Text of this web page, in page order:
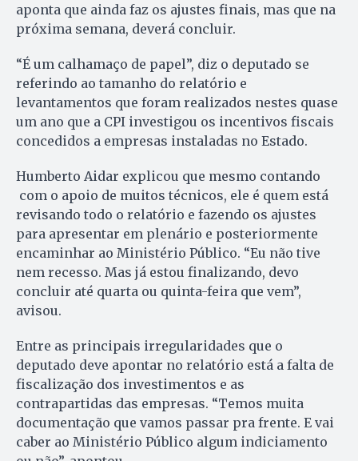
aponta que ainda faz os ajustes finais, mas que na
próxima semana, deverá concluir.
“É um calhamaço de papel”, diz o deputado se
referindo ao tamanho do relatório e
levantamentos que foram realizados nestes quase
um ano que a CPI investigou os incentivos fiscais
concedidos a empresas instaladas no Estado.
Humberto Aidar explicou que mesmo contando
com o apoio de muitos técnicos, ele é quem está
revisando todo o relatório e fazendo os ajustes
para apresentar em plenário e posteriormente
encaminhar ao Ministério Público. “Eu não tive
nem recesso. Mas já estou finalizando, devo
concluir até quarta ou quinta-feira que vem”,
avisou.
Entre as principais irregularidades que o
deputado deve apontar no relatório está a falta de
fiscalização dos investimentos e as
contrapartidas das empresas. “Temos muita
documentação que vamos passar pra frente. E vai
caber ao Ministério Público algum indiciamento